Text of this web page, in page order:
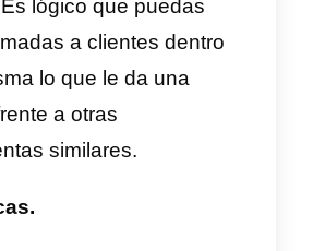
características
características
vamos a destacar a